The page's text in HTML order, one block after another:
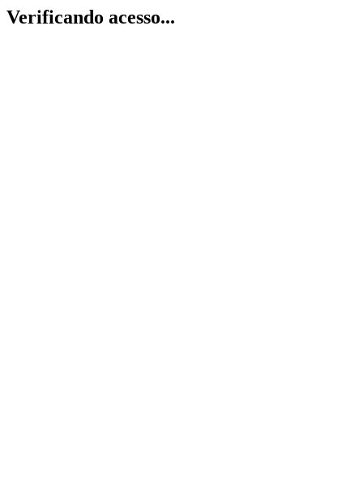
Verificando acesso...